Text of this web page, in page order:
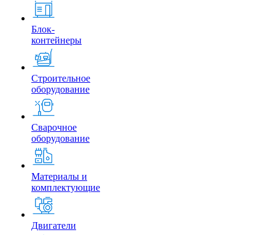
Блок-
контейнеры
Строительное
оборудование
Сварочное
оборудование
Материалы и
комплектующие
Двигатели